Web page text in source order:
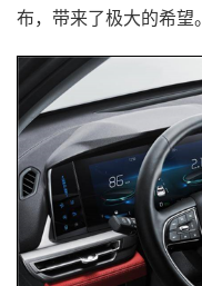
布，带来了极大的希望。